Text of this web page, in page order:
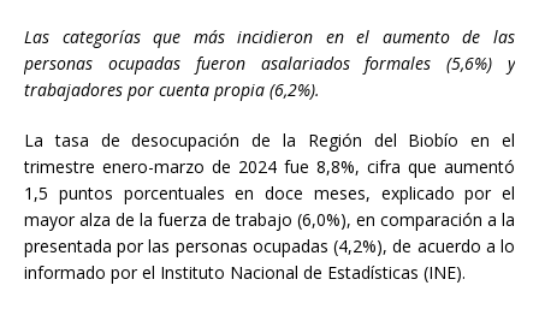
Las categorías que más incidieron en el aumento de las
personas ocupadas fueron asalariados formales (5,6%) y
trabajadores por cuenta propia (6,2%).
La tasa de desocupación de la Región del Biobío en el
trimestre enero-marzo de 2024 fue 8,8%, cifra que aumentó
1,5 puntos porcentuales en doce meses, explicado por el
mayor alza de la fuerza de trabajo (6,0%), en comparación a la
presentada por las personas ocupadas (4,2%), de acuerdo a lo
informado por el Instituto Nacional de Estadísticas (INE).